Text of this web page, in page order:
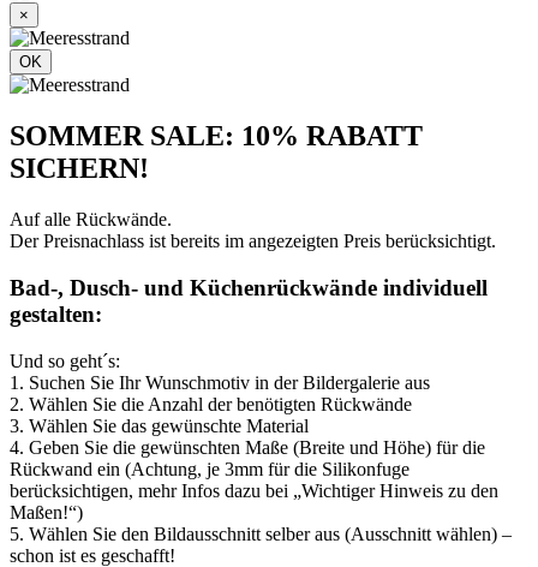
×
OK
SOMMER SALE: 10% RABATT
SICHERN!
Auf alle Rückwände.
Der Preisnachlass ist bereits im angezeigten Preis berücksichtigt.
Bad-, Dusch- und Küchenrückwände individuell
gestalten:
Und so geht´s:
1. Suchen Sie Ihr Wunschmotiv in der Bildergalerie aus
2. Wählen Sie die Anzahl der benötigten Rückwände
3. Wählen Sie das gewünschte Material
4. Geben Sie die gewünschten Maße (Breite und Höhe) für die
Rückwand ein (Achtung, je 3mm für die Silikonfuge
berücksichtigen, mehr Infos dazu bei „Wichtiger Hinweis zu den
Maßen!“)
5. Wählen Sie den Bildausschnitt selber aus (Ausschnitt wählen) –
schon ist es geschafft!